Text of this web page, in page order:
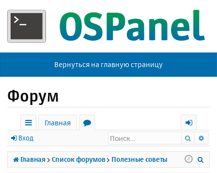
Вернуться на главную страницу
Форум
с
ы
л
Главная
р
у
х
о
д
Вход Поиск
Главная Список форумов Полезные советы